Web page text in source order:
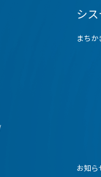
シ
まちか
お知ら
におすすめの記
最新版】無人・省人
ジネスを始める際の
レポート】24時間無